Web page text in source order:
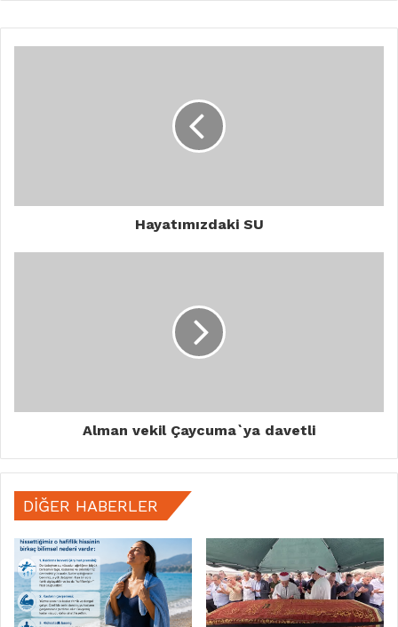
Hayatımızdaki SU
Alman vekil Çaycuma`ya davetli
DIĞER HABERLER